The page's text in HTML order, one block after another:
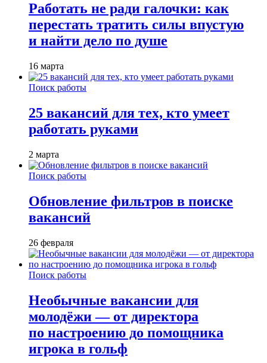
Работать не ради галочки: как
перестать тратить силы впустую
и найти дело по душе
16 марта
Поиск работы
25 вакансий для тех, кто умеет
работать руками
2 марта
Поиск работы
Обновление фильтров в поиске
вакансий
26 февраля
Поиск работы
Необычные вакансии для
молодёжи — от директора
по настроению до помощника
игрока в гольф